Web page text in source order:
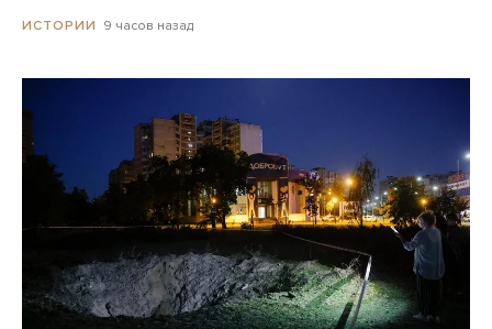
ИСТОРИИ 9 часов назад